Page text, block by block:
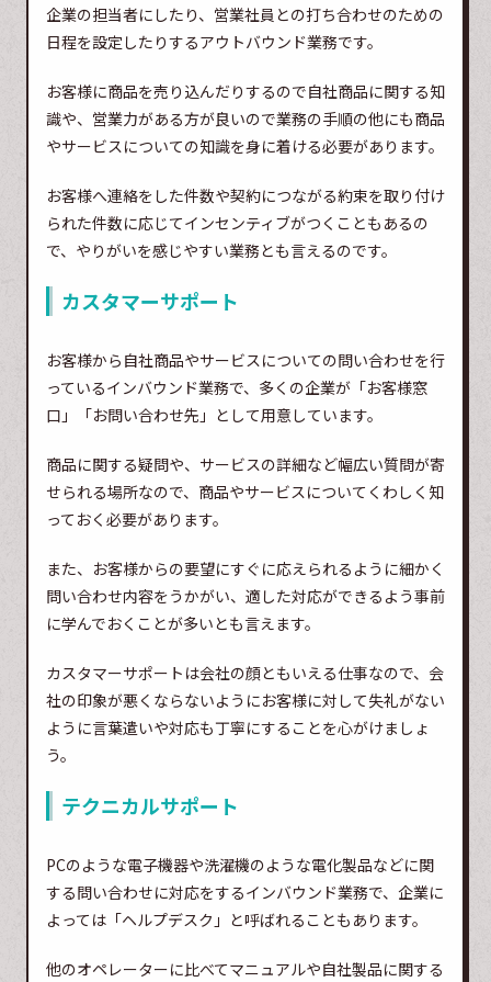
企業の担当者にしたり、営業社員との打ち合わせのための
日程を設定したりするアウトバウンド業務です。
お客様に商品を売り込んだりするので自社商品に関する知
識や、営業力がある方が良いので業務の手順の他にも商品
やサービスについての知識を身に着ける必要があります。
お客様へ連絡をした件数や契約につながる約束を取り付け
られた件数に応じてインセンティブがつくこともあるの
で、やりがいを感じやすい業務とも言えるのです。
カスタマーサポート
お客様から自社商品やサービスについての問い合わせを行
っているインバウンド業務で、多くの企業が「お客様窓
口」「お問い合わせ先」として用意しています。
商品に関する疑問や、サービスの詳細など幅広い質問が寄
せられる場所なので、商品やサービスについてくわしく知
っておく必要があります。
また、お客様からの要望にすぐに応えられるように細かく
問い合わせ内容をうかがい、適した対応ができるよう事前
に学んでおくことが多いとも言えます。
カスタマーサポートは会社の顔ともいえる仕事なので、会
社の印象が悪くならないようにお客様に対して失礼がない
ように言葉遣いや対応も丁寧にすることを心がけましょ
う。
テクニカルサポート
PCのような電子機器や洗濯機のような電化製品などに関
する問い合わせに対応をするインバウンド業務で、企業に
よっては「ヘルプデスク」と呼ばれることもあります。
他のオペレーターに比べてマニュアルや自社製品に関する